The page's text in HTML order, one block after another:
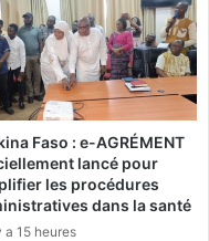
Faso : e-AGRÉMENT
lancé pour
les procédures
dans la santé
a 15 heures